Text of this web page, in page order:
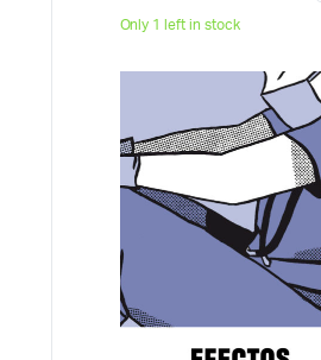
Only 1 left in stock